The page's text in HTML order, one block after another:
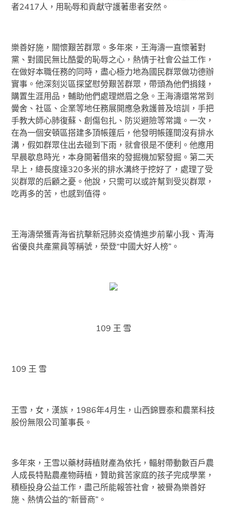
者2417人，用恥辱和貢獻守護著患者安然。
樂善好施，關懷艱苦群眾。多年來，王海濤一直懷著對
黨、對國民無比酷愛的恥辱之心，熱情于社會公益工作，
在做好本職任務的同時，盡心極力地為國民群眾做功德辦
實事。他深刻災區探望慰勞艱苦群眾，帶頭為他們捐錢，
購置生涯用品，輔助他們處理燃眉之急。王海濤還常常到
黌舍、社區、企業等地任務展開應急救護普及培訓，手把
手教大師心肺復蘇、創傷包扎、防災避險等常識。一次，
在為一個安頓區搭建多頂帳篷后，他發明帳篷間沒有排水
溝，假如群眾住出去碰到下雨，就會很是不便利。他應用
早晨歇息時光，本身開著借來的發掘機加緊發掘。第二天
早上，總長度達320多米的排水溝終于挖好了，處理了受
災群眾的后顧之憂。他說，只需可以或許幫到受災群眾，
吃再多的苦，也感到值得。
王海濤榮獲青海省抗擊新冠肺炎疫情進步前輩小我、青海
省優良共產黨員等稱號，榮登“中國大好人榜”。
109 王 雪
109 王 雪
王雪，女，漢族，1986年4月生，山西錦豐泰和農業科技
股份無限公司董事長。
多年來，王雪以藥材蒔植財產為依托，輻射帶動數百戶農
人成長特點農產物蒔植，贊助貧苦家庭的孩子完成學業，
積極投身公益工作，盡己所能報答社會，被譽為樂善好
施、熱情公益的“新晉商”。